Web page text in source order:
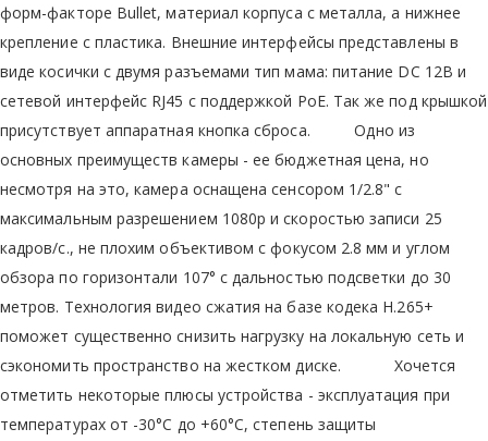
форм-факторе Bullet, материал корпуса с металла, а нижнее
крепление с пластика. Внешние интерфейсы представлены в
виде косички с двумя разъемами тип мама: питание DC 12В и
сетевой интерфейс RJ45 с поддержкой PoE. Так же под крышкой
присутствует аппаратная кнопка сброса. Одно из
основных преимуществ камеры - ее бюджетная цена, но
несмотря на это, камера оснащена сенсором 1/2.8" с
максимальным разрешением 1080р и скоростью записи 25
кадров/с., не плохим объективом с фокусом 2.8 мм и углом
обзора по горизонтали 107° с дальностью подсветки до 30
метров. Технология видео сжатия на базе кодека Н.265+
поможет существенно снизить нагрузку на локальную сеть и
сэкономить пространство на жестком диске. Хочется
отметить некоторые плюсы устройства - эксплуатация при
температурах от -30°C до +60°C, степень защиты